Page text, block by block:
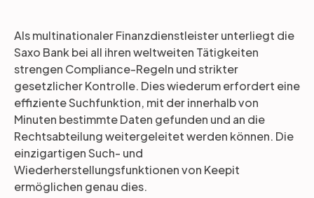
Als multinationaler Finanzdienstleister unterliegt die
Saxo Bank bei all ihren weltweiten Tätigkeiten
strengen Compliance-Regeln und strikter
gesetzlicher Kontrolle. Dies wiederum erfordert eine
effiziente Suchfunktion, mit der innerhalb von
Minuten bestimmte Daten gefunden und an die
Rechtsabteilung weitergeleitet werden können. Die
einzigartigen Such- und
Wiederherstellungsfunktionen von Keepit
ermöglichen genau dies.